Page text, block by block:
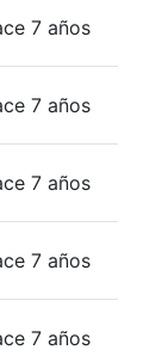
7 años
7 años
7 años
7 años
7 años